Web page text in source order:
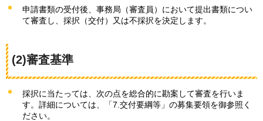
申請書類の受付後、事務局（審査員）において提出書類につい
て審査し、採択（交付）又は不採択を決定します。
(2)審査基準
採択に当たっては、次の点を総合的に勘案して審査を行いま
す。詳細については、「7.交付要綱等」の募集要領を御参照く
ださい。